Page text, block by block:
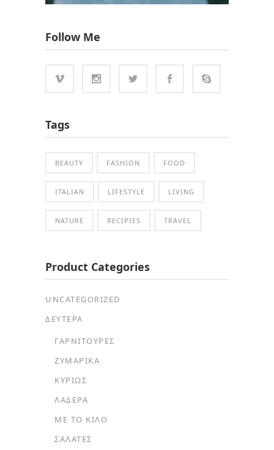
Follow Me
Tags
BEAUTY FASHION FOOD
ITALIAN LIFESTYLE LIVING
NATURE RECIPIES TRAVEL
Product Categories
UNCATEGORIZED
ΔΕΥΤΕΡΑ
ΓΑΡΝΙΤΟΎΡΕΣ
ΖΥΜΑΡΙΚΆ
ΚΥΡΊΩΣ
ΛΑΔΕΡΆ
ΜΕ ΤΟ ΚΙΛΌ
ΣΑΛΆΤΕΣ